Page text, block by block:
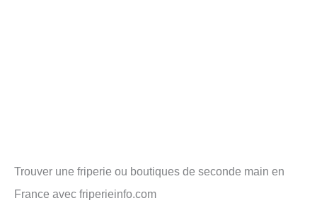
Trouver une friperie ou boutiques de seconde main en
France avec friperieinfo.com